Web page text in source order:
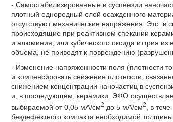
- Самостабилизированные в суспензии
плотный однородный слой осажденного
отсутствуют механические напряжения. Это, в
происходящие при реактивном спекании
и алюминия, или кубического оксида иттрия
объема, не приводят к повреждению
- Изменение напряженности поля (плотности
и компенсировать снижение плотности,
снижением концентрации наночастиц в
и, в последующем, керамики. ЭФО
выбираемой от 0,05 мА/см2 до 5 мА/см2
, в
бездефектного компакта необходимой